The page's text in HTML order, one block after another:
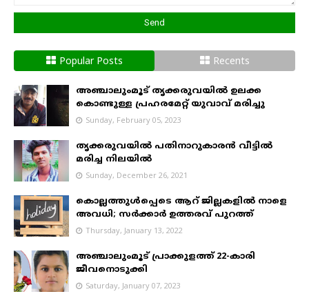
Popular Posts Recents
അഞ്ചാലുംമൂട് തൃക്കരുവയിൽ ഉലക്ക
കൊണ്ടുള്ള പ്രഹരമേറ്റ് യുവാവ് മരിച്ചു
Sunday, February 05, 2023
തൃക്കരുവയിൽ പതിനാറുകാരൻ വീട്ടിൽ
മരിച്ച നിലയിൽ
Sunday, December 26, 2021
കൊല്ലത്തുൾപ്പെടെ ആറ് ജില്ലകളിൽ നാളെ
അവധി; സർക്കാർ ഉത്തരവ് പുറത്ത്
Thursday, January 13, 2022
അഞ്ചാലുംമൂട് പ്രാക്കുളത്ത് 22-കാരി
ജീവനൊടുക്കി
Saturday, January 07, 2023